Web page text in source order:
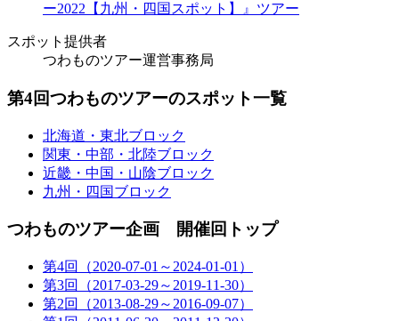
ー2022【九州・四国スポット】』ツアー
スポット提供者
つわものツアー運営事務局
第4回つわものツアーのスポット一覧
北海道・東北ブロック
関東・中部・北陸ブロック
近畿・中国・山陰ブロック
九州・四国ブロック
つわものツアー企画 開催回トップ
第4回（2020-07-01～2024-01-01）
第3回（2017-03-29～2019-11-30）
第2回（2013-08-29～2016-09-07）